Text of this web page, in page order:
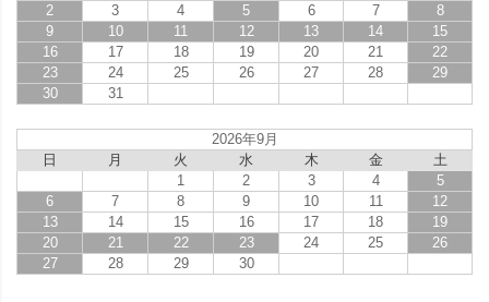
2
3 4 5 6 7
8
9
10 11 12 13 14
15
16
17 18 19 20 21
22
23
24 25 26 27 28
29
30
31
2026年9月
日
月 火 水 木 金
土
1
2 3 4
5
6
7 8 9 10 11
12
13
14 15 16 17 18
19
20
21 22 23 24 25
26
27
28 29 30